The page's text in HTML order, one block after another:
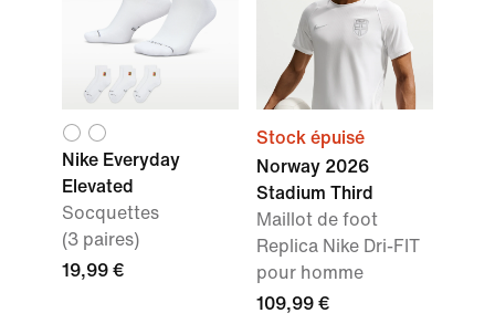
Nike Everyday
Elevated
Socquettes
(3 paires)
19,99 €
Stock épuisé
Norway 2026
Stadium Third
Maillot de foot
Replica Nike Dri-FIT
pour homme
109,99 €